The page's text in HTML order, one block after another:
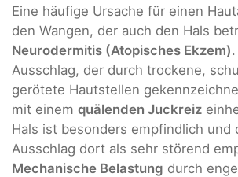
Eine häufige Ursache für einen
den Wangen, der auch den Hals
Neurodermitis (Atopisches Ekzem)
Ausschlag, der durch trockene,
gerötete Hautstellen
mit einem quälenden Juckreiz
Hals ist besonders empfindlich und
Ausschlag dort als sehr störend
Mechanische Belastung durch